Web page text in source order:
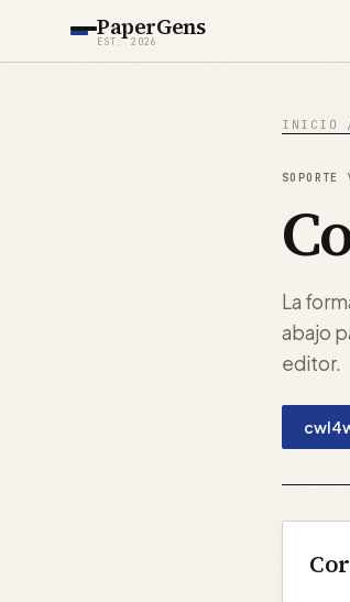
PaperGens
EST. 2026
INICIO
SOPORTE
La
abajo
editor.